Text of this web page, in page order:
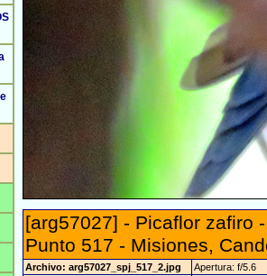
[arg57027] - Picaflor zafiro
Punto 517 - Misiones,
Archivo: arg57027_spj_517_2.jpg
Apertura: f/5.6